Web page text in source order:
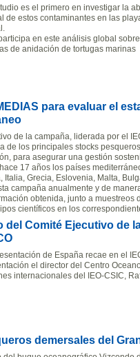
es el primero en investigar la
de estos contaminantes en las
en este análisis global
de anidación de tortugas marinas
para evaluar el
de la campaña, liderada por el
de los principales stocks
para asegurar una gestión
17 años los países
Italia, Grecia, Eslovenia, Malta,
campaña anualmente y de
obtenida, junto a
científicos en los
del Comité Ejecutivo de
de España recae en el
el director del Centro
internacionales del IEO-CSIC,
demersales del